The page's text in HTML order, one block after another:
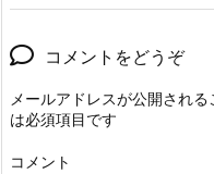
コメントをどうぞ
メールアドレスが公開される
は必須項目です
コメント